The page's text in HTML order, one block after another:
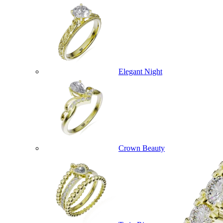
Elegant Night
Crown Beauty